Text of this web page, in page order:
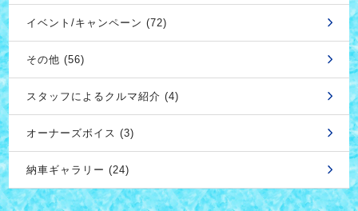
イベント/キャンペーン (72)
その他 (56)
スタッフによるクルマ紹介 (4)
オーナーズボイス (3)
納車ギャラリー (24)